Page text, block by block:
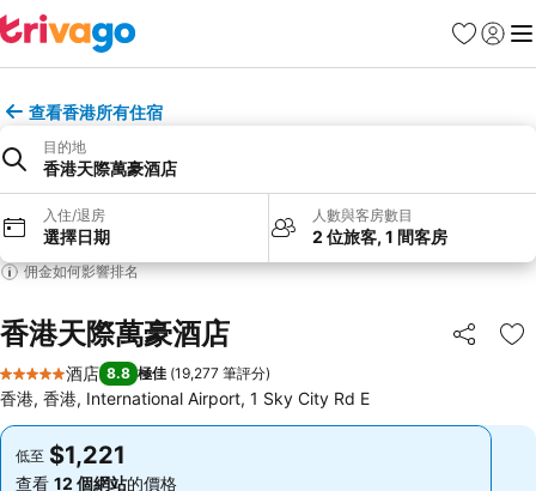
收藏夾
登入 選
查看香港所有住宿
目的地
香港天際萬豪酒店
入住/退房
選擇日期
人數與客房數目
2 位旅客, 1 間客房
佣金如何影響排名
香港天際萬豪酒店 分享
放
5 星級
酒店 8.8 極佳 (19,277 筆評分)
香港, 香港, International Airport, 1 Sky City Rd E
低至 $1,221
查看 12 個網站的價格
低至 $1,221
查看 12 個網站的價格